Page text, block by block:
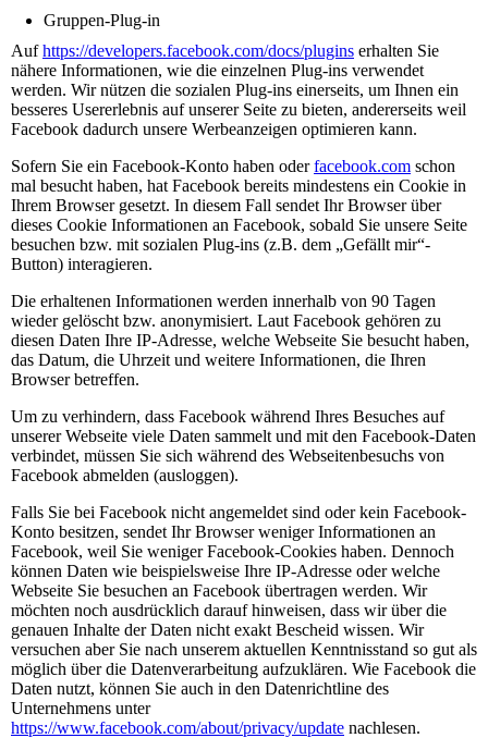
Gruppen-Plug-in
Aufhttps://developers.facebook.com/docs/plugins erhalten Sie
nähere Informationen, wie die einzelnen Plug-ins verwendet
werden. Wir nützen die sozialen Plug-ins einerseits, um Ihnen ein
besseres Usererlebnis auf unserer Seite zu bieten, andererseits weil
Facebook dadurch unsere Werbeanzeigen optimieren kann.
Sofern Sie ein Facebook-Konto haben oderfacebook.com schon
mal besucht haben, hat Facebook bereits mindestens ein Cookie in
Ihrem Browser gesetzt. In diesem Fall sendet Ihr Browser über
dieses Cookie Informationen an Facebook, sobald Sie unsere Seite
besuchen bzw. mit sozialen Plug-ins (z.B. dem „Gefällt mir“-
Button) interagieren.
Die erhaltenen Informationen werden innerhalb von 90 Tagen
wieder gelöscht bzw. anonymisiert. Laut Facebook gehören zu
diesen Daten Ihre IP-Adresse, welche Webseite Sie besucht haben,
das Datum, die Uhrzeit und weitere Informationen, die Ihren
Browser betreffen.
Um zu verhindern, dass Facebook während Ihres Besuches auf
unserer Webseite viele Daten sammelt und mit den Facebook-Daten
verbindet, müssen Sie sich während des Webseitenbesuchs von
Facebook abmelden (ausloggen).
Falls Sie bei Facebook nicht angemeldet sind oder kein Facebook-
Konto besitzen, sendet Ihr Browser weniger Informationen an
Facebook, weil Sie weniger Facebook-Cookies haben. Dennoch
können Daten wie beispielsweise Ihre IP-Adresse oder welche
Webseite Sie besuchen an Facebook übertragen werden. Wir
möchten noch ausdrücklich darauf hinweisen, dass wir über die
genauen Inhalte der Daten nicht exakt Bescheid wissen. Wir
versuchen aber Sie nach unserem aktuellen Kenntnisstand so gut als
möglich über die Datenverarbeitung aufzuklären. Wie Facebook die
Daten nutzt, können Sie auch in den Datenrichtline des
Unternehmens unter
https://www.facebook.com/about/privacy/update nachlesen.